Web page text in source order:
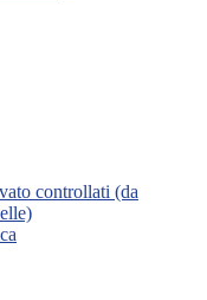
controllati (da